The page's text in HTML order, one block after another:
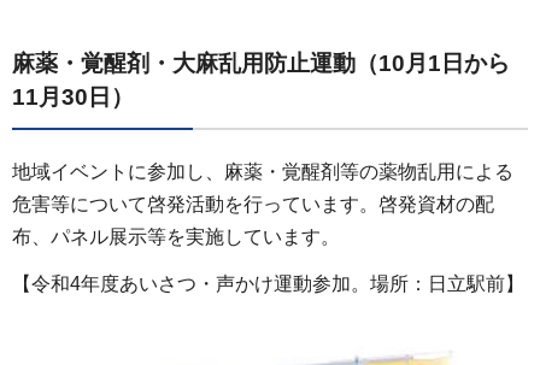
麻薬・覚醒剤・大麻乱用防止運動（10月1日から
11月30日）
地域イベントに参加し、麻薬・覚醒剤等の薬物乱用による
危害等について啓発活動を行っています。啓発資材の配
布、パネル展示等を実施しています。
【令和4年度あいさつ・声かけ運動参加。場所：日立駅前】